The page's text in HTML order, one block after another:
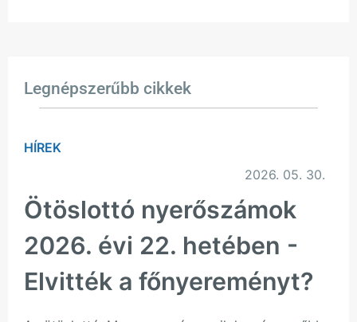
Legnépszerűbb cikkek
HÍREK
2026. 05. 30.
Ötöslottó nyerőszámok
2026. évi 22. hetében -
Elvitték a főnyereményt?